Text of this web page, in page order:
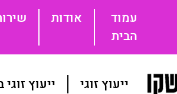
עמוד
הבית
אודות
ייעוץ זוגי ייעוץ